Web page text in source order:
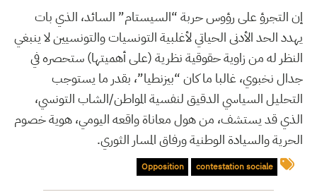
إن التجرؤ على رؤوس حربة “السيستام” السائد، الذي بات
يهدد الحد الأدنى الحياتي لأغلبية التونسيات والتونسيين لا ينبغي
النظر له من زاوية حقوقية نظرية (على أهميتها) ستحصره في
جدال نخبوي، غالبا ما كان “بيزنطيا”، بقدر ما يستوجب
التحليل السياسي الدقيق لنفسية المواطن/الشاب التونسي،
الذي قد يستشف، من هول معاناة واقعه اليومي، هوية خصوم
الحرية والسيادة الوطنية ورفاق المسار الثوري.
contestation sociale
Opposition